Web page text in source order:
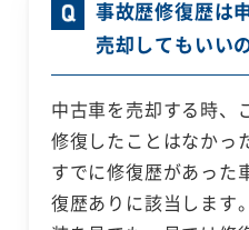
事故歴修復歴は
売却してもいい
中古車を売却する時、
修復したことはなかっ
すでに修復歴があった
復歴ありに該当します